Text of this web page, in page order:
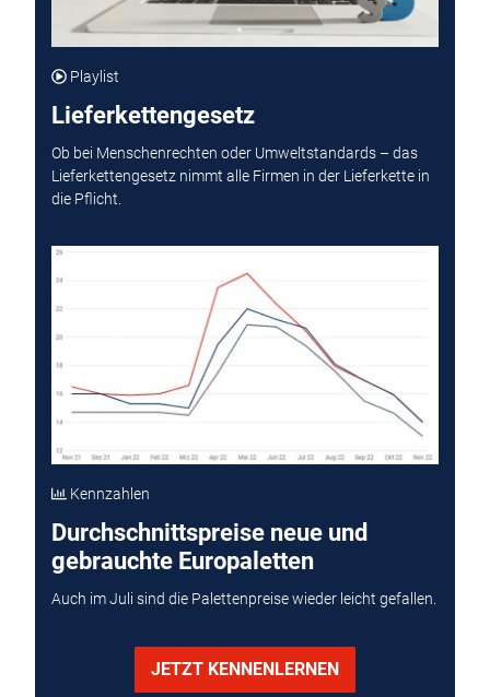
Playlist
Lieferkettengesetz
Ob bei Menschenrechten oder Umweltstandards – das
Lieferkettengesetz nimmt alle Firmen in der Lieferkette in
die Pflicht.
Kennzahlen
Durchschnittspreise neue und
gebrauchte Europaletten
Auch im Juli sind die Palettenpreise wieder leicht gefallen.
JETZT KENNENLERNEN